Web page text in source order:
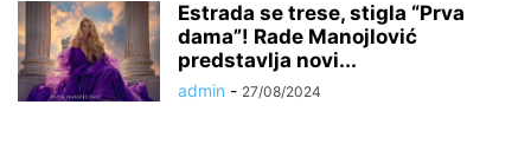
Estrada se trese, stigla “Prva
dama”! Rade Manojlović
predstavlja novi...
admin - 27/08/2024